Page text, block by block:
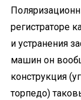
регистраторе
и устранения
машин он
конструкция
торпедо)